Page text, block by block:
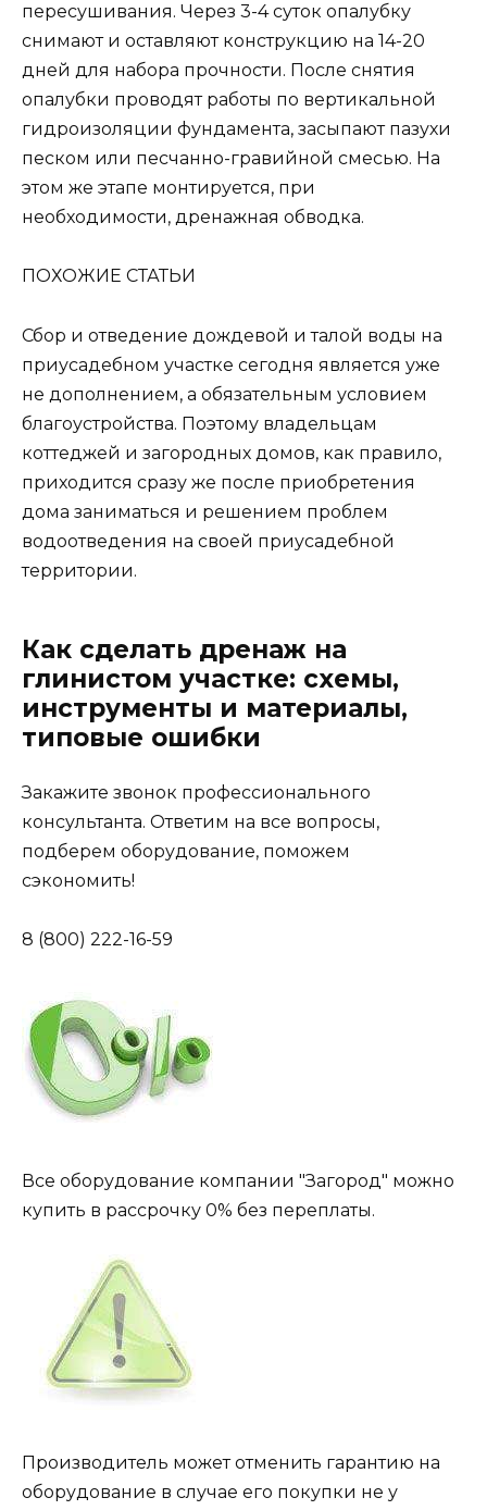
пересушивания. Через 3-4 суток опалубку
снимают и оставляют конструкцию на 14-20
дней для набора прочности. После снятия
опалубки проводят работы по вертикальной
гидроизоляции фундамента, засыпают пазухи
песком или песчанно-гравийной смесью. На
этом же этапе монтируется, при
необходимости, дренажная обводка.
ПОХОЖИЕ СТАТЬИ
Сбор и отведение дождевой и талой воды на
приусадебном участке сегодня является уже
не дополнением, а обязательным условием
благоустройства. Поэтому владельцам
коттеджей и загородных домов, как правило,
приходится сразу же после приобретения
дома заниматься и решением проблем
водоотведения на своей приусадебной
территории.
Как сделать дренаж на
глинистом участке: схемы,
инструменты и материалы,
типовые ошибки
Закажите звонок профессионального
консультанта. Ответим на все вопросы,
подберем оборудование, поможем
сэкономить!
8 (800) 222-16-59
Все оборудование компании "Загород" можно
купить в рассрочку 0% без переплаты.
Производитель может отменить гарантию на
оборудование в случае его покупки не у